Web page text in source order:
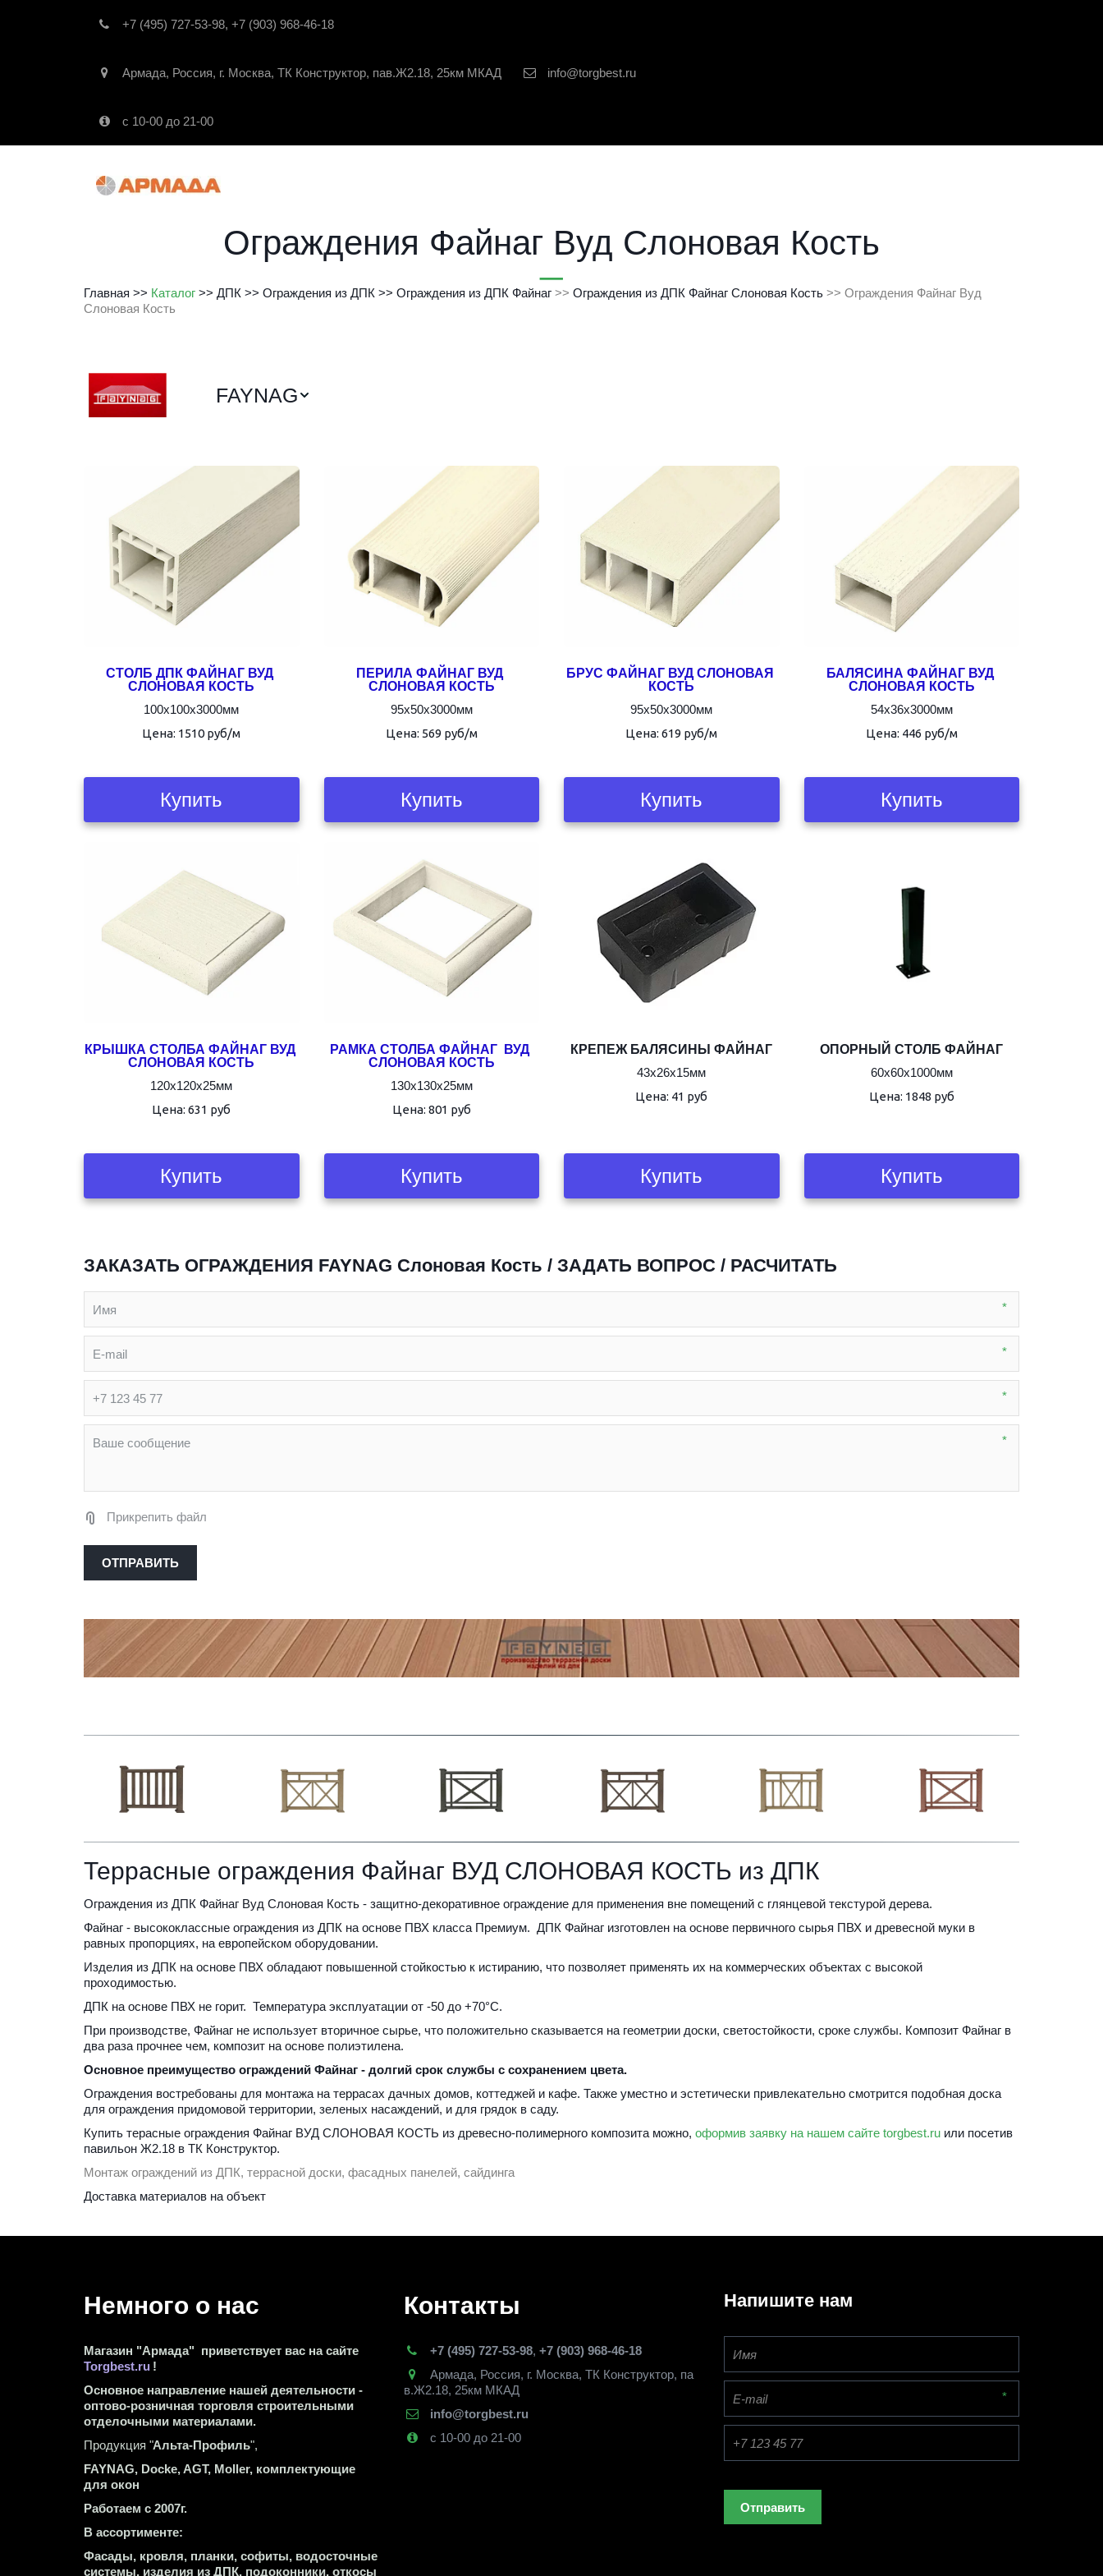
+7 (495) 727-53-98, +7 (903) 968-46-18
Армада, Россия, г. Москва, ТК Конструктор, пав.Ж2.18, 25км МКАД info@torgbest.ru
с 10-00 до 21-00
Ограждения Файнаг Вуд Слоновая Кость
Главная >> Каталог >> ДПК >> Ограждения из ДПК >> Ограждения из ДПК Файнаг >> Ограждения из ДПК Файнаг Слоновая Кость >> Ограждения Файнаг Вуд
Слоновая Кость
FAYNAG
СТОЛБ ДПК ФАЙНАГ ВУД
СЛОНОВАЯ КОСТЬ
100х100х3000мм
Цена: 1510 руб/м
Купить
ПЕРИЛА ФАЙНАГ ВУД
СЛОНОВАЯ КОСТЬ
95х50х3000мм
Цена: 569 руб/м
Купить
БРУС ФАЙНАГ ВУД СЛОНОВАЯ
КОСТЬ
95х50х3000мм
Цена: 619 руб/м
Купить
БАЛЯСИНА ФАЙНАГ ВУД
СЛОНОВАЯ КОСТЬ
54х36х3000мм
Цена: 446 руб/м
Купить
КРЫШКА СТОЛБА ФАЙНАГ ВУД
СЛОНОВАЯ КОСТЬ
120х120х25мм
Цена: 631 руб
Купить
РАМКА СТОЛБА ФАЙНАГ  ВУД
СЛОНОВАЯ КОСТЬ
130х130х25мм
Цена: 801 руб
Купить
КРЕПЕЖ БАЛЯСИНЫ ФАЙНАГ
43х26х15мм
Цена: 41 руб
Купить
ОПОРНЫЙ СТОЛБ ФАЙНАГ
60х60х1000мм
Цена: 1848 руб
Купить
ЗАКАЗАТЬ ОГРАЖДЕНИЯ FAYNAG Слоновая Кость / ЗАДАТЬ ВОПРОС / РАСЧИТАТЬ
*
*
*
*
Прикрепить файл
ОТПРАВИТЬ
Террасные ограждения Файнаг ВУД СЛОНОВАЯ КОСТЬ из ДПК
Ограждения из ДПК Файнаг Вуд Слоновая Кость - защитно-декоративное ограждение для применения вне помещений с глянцевой текстурой дерева.
Файнаг - высококлассные ограждения из ДПК на основе ПВХ класса Премиум.  ДПК Файнаг изготовлен на основе первичного сырья ПВХ и древесной муки в
равных пропорциях, на европейском оборудовании.
Изделия из ДПК на основе ПВХ обладают повышенной стойкостью к истиранию, что позволяет применять их на коммерческих объектах с высокой
проходимостью.
ДПК на основе ПВХ не горит.  Температура эксплуатации от -50 до +70°С.
При производстве, Файнаг не использует вторичное сырье, что положительно сказывается на геометрии доски, светостойкости, сроке службы. Композит Файнаг в
два раза прочнее чем, композит на основе полиэтилена.
Основное преимущество ограждений Файнаг - долгий срок службы с сохранением цвета.
Ограждения востребованы для монтажа на террасах дачных домов, коттеджей и кафе. Также уместно и эстетически привлекательно смотрится подобная доска
для ограждения придомовой территории, зеленых насаждений, и для грядок в саду.
Купить терасные ограждения Файнаг ВУД СЛОНОВАЯ КОСТЬ из древесно-полимерного композита можно, оформив заявку на нашем сайте torgbest.ru или посетив
павильон Ж2.18 в ТК Конструктор.
Монтаж ограждений из ДПК, террасной доски, фасадных панелей, сайдинга
Доставка материалов на объект
Немного о нас
Магазин "Армада"  приветствует вас на сайте
Torgbest.ru !
Основное направление нашей деятельности -
оптово-розничная торговля строительными
отделочными материалами.
Продукция "Альта-Профиль",
FAYNAG, Docke, AGT, Moller, комплектующие
для окон
Работаем с 2007г.
В ассортименте:
Фасады, кровля, планки, софиты, водосточные
системы, изделия из ДПК, подоконники, откосы
Контакты
+7 (495) 727-53-98, +7 (903) 968-46-18
Армада, Россия, г. Москва, ТК Конструктор, па
в.Ж2.18, 25км МКАД
info@torgbest.ru
с 10-00 до 21-00
Напишите нам
*
Отправить